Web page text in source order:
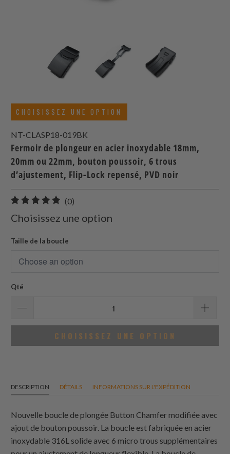
CHOISISSEZ UNE OPTION
NT-CLASP18-019BK
Fermoir de plongeur en acier inoxydable 18mm,
20mm ou 22mm, bouton poussoir, 6 trous
d’ajustement, Flip-Lock repensé, PVD noir
(0)
Choisissez une option
Taille de la boucle
Qté
CHOISISSEZ UNE OPTION
DESCRIPTION DÉTAILS INFORMATIONS SUR L'EXPÉDITION
Nouvelle boucle de plongée Button Chamfer modifiée avec
ajout de bouton poussoir. La boucle est fabriquée en acier
inoxydable 316L solide avec 6 micro trous supplémentaires